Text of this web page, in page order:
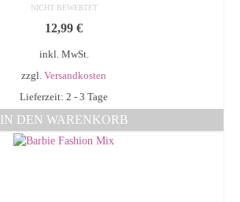
NICHT BEWERTET
12,99 €
inkl. MwSt.
zzgl. Versandkosten
Lieferzeit: 2 - 3 Tage
IN DEN WARENKORB